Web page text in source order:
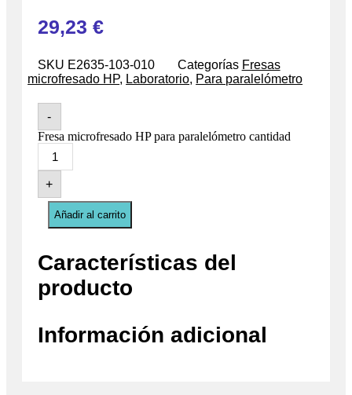
29,23 €
SKU E2635-103-010 Categorías Fresas
microfresado HP, Laboratorio, Para paralelómetro
-
Fresa microfresado HP para paralelómetro cantidad
+
Añadir al carrito
Características del
producto
Información adicional